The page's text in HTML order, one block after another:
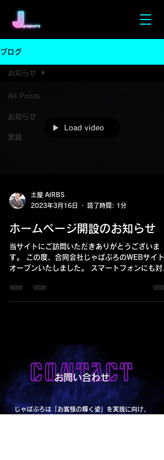
ブログ
All Posts
お知らせ
実績
お知らせ
Load video
土屋 AIRBS
2023年3月16日
読了時間: 1分
ホームページ開設のお知らせ
当サイトにご訪問いただきありがとうございま
す。 この度、合同会社じゃぱぷろのWEBサイト
オープンいたしました。 スマートフォンにも対
していただければ幸いです。 今後とも合同会社
ゃぱぷろをよろしくお願い申し上げます。
CONTACT
お問い合わせ
じゃぱぷろは「お客様の輝く姿」を実現に向け、